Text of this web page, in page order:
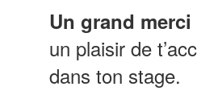
Un grand
un plaisir de
dans ton stage.